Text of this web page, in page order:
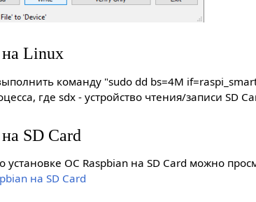
на Linux
команду "sudo dd bs=4M
где sdx - устройство чтения/записи SD
SD Card
установке ОС Raspbian на SD Card можно
на SD Card